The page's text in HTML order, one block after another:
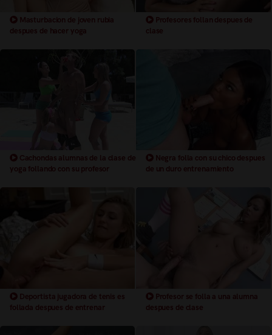
Masturbacion de joven rubia
despues de hacer yoga
Profesores follan despues de
clase
Cachondas alumnas de la clase de
yoga follando con su profesor
Negra folla con su chico despues
de un duro entrenamiento
Deportista jugadora de tenis es
follada despues de entrenar
Profesor se folla a una alumna
despues de clase